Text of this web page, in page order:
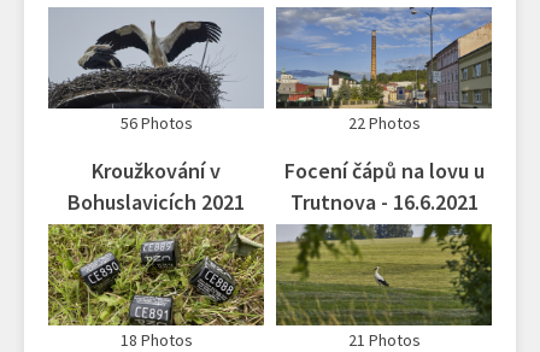
56 Photos 22 Photos
Kroužkování v
Bohuslavicích 2021
18 Photos
Focení čápů na lovu u
Trutnova - 16.6.2021
21 Photos